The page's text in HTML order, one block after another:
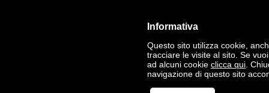
Informativa
Questo sito utilizza cookie,
tracciare le visite al sito. Se
ad alcuni cookie clicca qui .
navigazione di questo sito